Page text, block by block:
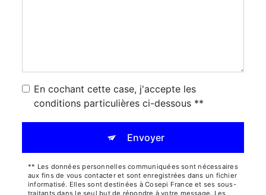
En cochant cette case, j'accepte les
conditions particulières ci-dessous **
Envoyer
** Les données personnelles communiquées sont nécessaires
aux fins de vous contacter et sont enregistrées dans un fichier
informatisé. Elles sont destinées à Cosepi France et ses sous-